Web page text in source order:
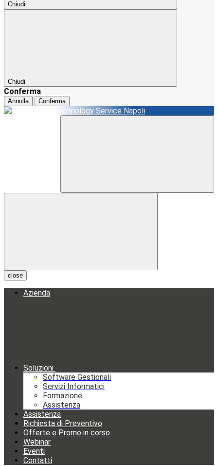
Chiudi
Chiudi
Conferma
Annulla Conferma
close
Azienda
Soluzioni
Software Gestionali
Servizi Informatici
Formazione
Assistenza
Assistenza
Richiesta di Preventivo
Offerte e Promo in corso
Webinar
Eventi
Contatti